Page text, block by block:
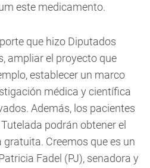
este medicamento.
que hizo Diputados
ampliar el proyecto que
establecer un marco
médica y científica
Además, los pacientes
podrán obtener el
Creemos que es un
Fadel (PJ), senadora y